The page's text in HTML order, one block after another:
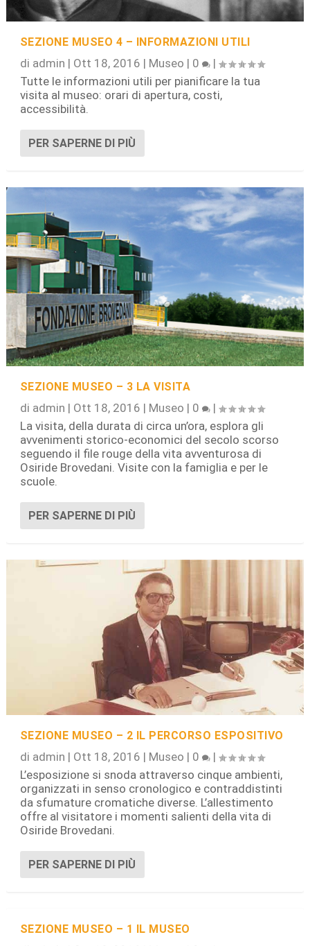
SEZIONE MUSEO 4 – INFORMAZIONI UTILI
di admin | Ott 18, 2016 | Museo | 0
|
Tutte le informazioni utili per pianificare la tua
visita al museo: orari di apertura, costi,
accessibilità.
PER SAPERNE DI PIÙ
SEZIONE MUSEO – 3 LA VISITA
di admin | Ott 18, 2016 | Museo | 0
|
La visita, della durata di circa un’ora, esplora gli
avvenimenti storico-economici del secolo scorso
seguendo il file rouge della vita avventurosa di
Osiride Brovedani. Visite con la famiglia e per le
scuole.
PER SAPERNE DI PIÙ
SEZIONE MUSEO – 2 IL PERCORSO ESPOSITIVO
di admin | Ott 18, 2016 | Museo | 0
|
L’esposizione si snoda attraverso cinque ambienti,
organizzati in senso cronologico e contraddistinti
da sfumature cromatiche diverse. L’allestimento
offre al visitatore i momenti salienti della vita di
Osiride Brovedani.
PER SAPERNE DI PIÙ
SEZIONE MUSEO – 1 IL MUSEO